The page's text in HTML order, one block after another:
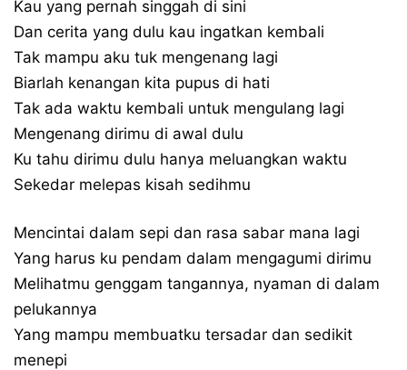
Kau yang pernah singgah di sini
Dan cerita yang dulu kau ingatkan kembali
Tak mampu aku tuk mengenang lagi
Biarlah kenangan kita pupus di hati
Tak ada waktu kembali untuk mengulang lagi
Mengenang dirimu di awal dulu
Ku tahu dirimu dulu hanya meluangkan waktu
Sekedar melepas kisah sedihmu
Mencintai dalam sepi dan rasa sabar mana lagi
Yang harus ku pendam dalam mengagumi dirimu
Melihatmu genggam tangannya, nyaman di dalam
pelukannya
Yang mampu membuatku tersadar dan sedikit
menepi